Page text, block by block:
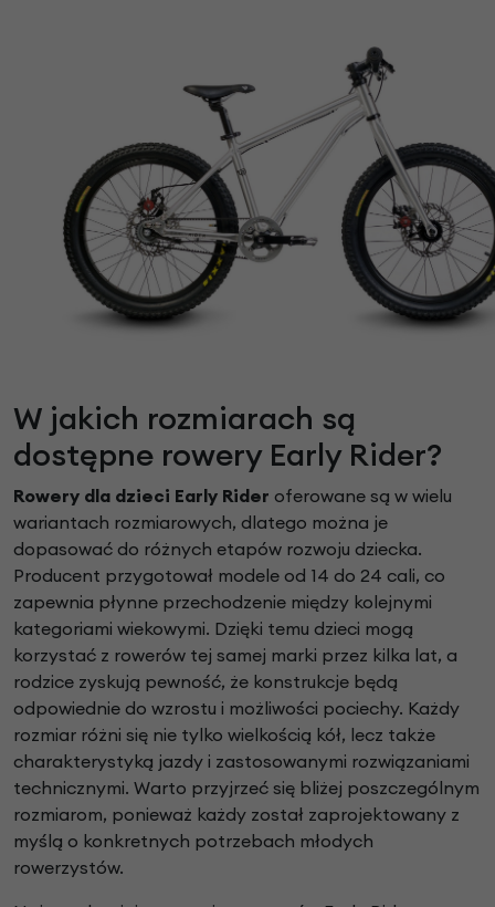
W jakich rozmiarach są
dostępne rowery Early Rider?
Rowery dla dzieci Early Rider oferowane są w wielu
wariantach rozmiarowych, dlatego można je
dopasować do różnych etapów rozwoju dziecka.
Producent przygotował modele od 14 do 24 cali, co
zapewnia płynne przechodzenie między kolejnymi
kategoriami wiekowymi. Dzięki temu dzieci mogą
korzystać z rowerów tej samej marki przez kilka lat, a
rodzice zyskują pewność, że konstrukcje będą
odpowiednie do wzrostu i możliwości pociechy. Każdy
rozmiar różni się nie tylko wielkością kół, lecz także
charakterystyką jazdy i zastosowanymi rozwiązaniami
technicznymi. Warto przyjrzeć się bliżej poszczególnym
rozmiarom, ponieważ każdy został zaprojektowany z
myślą o konkretnych potrzebach młodych
rowerzystów.